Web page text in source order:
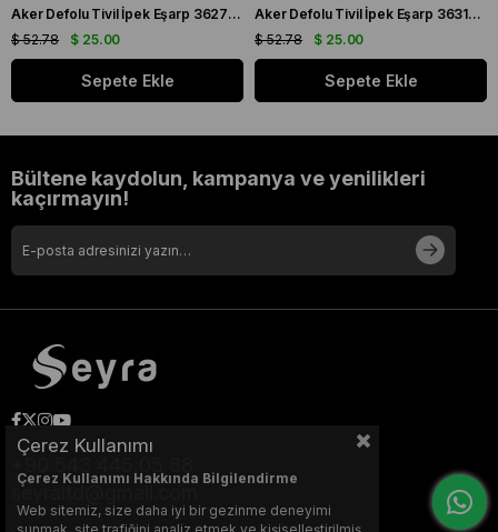
Aker Defolu Tivil İpek Eşarp 36275 Yeşil Karışık Desen
$ 25.00
$ 52.78
Sepete Ekle
Aker Defolu Tivil İpek Eşarp 36312 Yeşil Karışık Desen
$ 25.00
$ 52.78
Sepete Ekle
Bültene kaydolun, kampanya ve yenilikleri
kaçırmayın!
seyraltd@gmail.com
Çerez Kullanımı
Çerez Kullanımı Hakkında Bilgilendirme
Web sitemiz, size daha iyi bir gezinme deneyimi